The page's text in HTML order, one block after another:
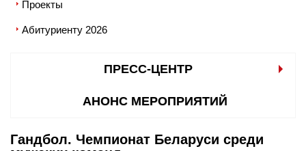
Проекты
Абитуриенту 2026
ПРЕСС-ЦЕНТР
АНОНС МЕРОПРИЯТИЙ
Гандбол. Чемпионат Беларуси среди